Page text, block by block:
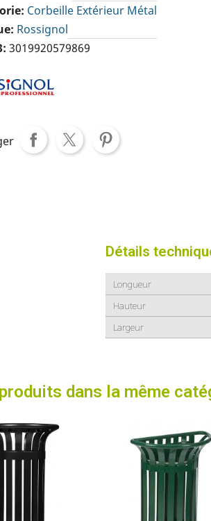
Corbeille Extérieur Métal
Rossignol
3019920579869
Détails
Longueur
Hauteur
Largeur
dans la même